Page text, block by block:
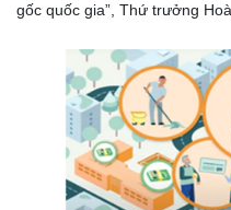
gốc quốc gia”, Thứ trưởng